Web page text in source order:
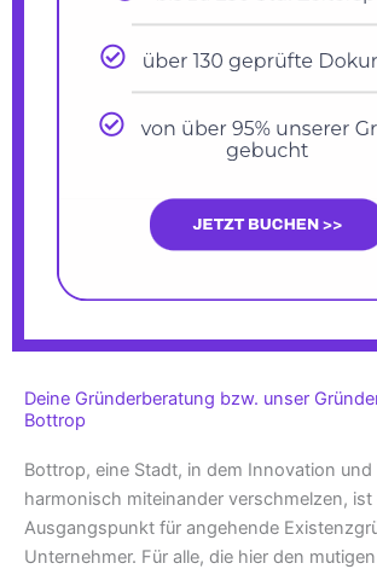
Deine Gründerberatung bzw. unser
Bottrop
Bottrop, eine Stadt, in dem Innovation und
harmonisch miteinander verschmelzen, ist
Ausgangspunkt für angehende
Unternehmer. Für alle, die hier den